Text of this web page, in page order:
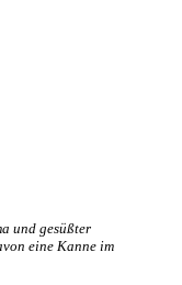
und gesüßter
eine Kanne im